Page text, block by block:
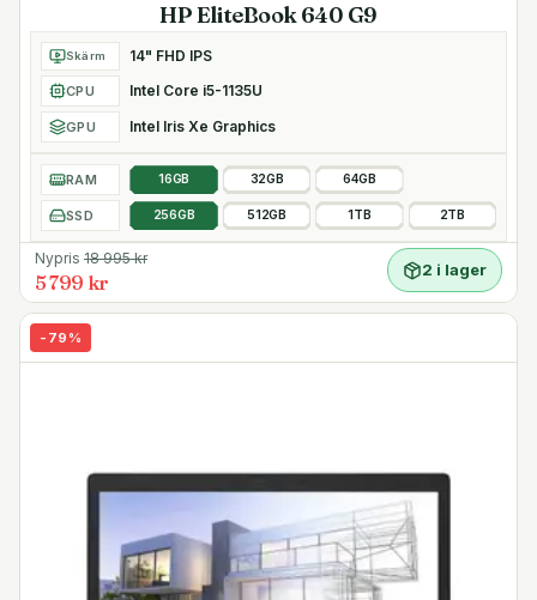
HP EliteBook 640 G9
Skärm 14" FHD IPS
CPU Intel Core i5-1135U
GPU Intel Iris Xe Graphics
RAM 16GB 32GB 64GB
SSD 256GB 512GB 1TB 2TB
Nypris 18 995kr
5 799 kr
2 i lager
- 79 %